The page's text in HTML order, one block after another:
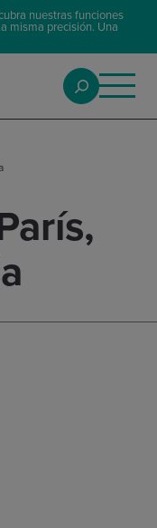
nuestras funciones
misma precisión. Una